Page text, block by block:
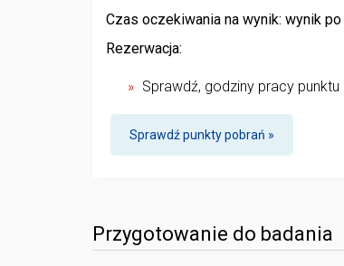
Czas oczekiwania na wynik: wynik
Rezerwacja:
Sprawdź, godziny pracy
Sprawdź punkty pobrań »
Przygotowanie do badania